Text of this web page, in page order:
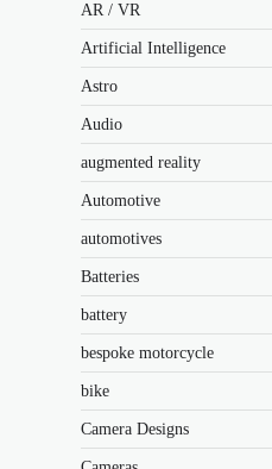
AR / VR
Artificial Intelligence
Astro
Audio
augmented reality
Automotive
automotives
Batteries
battery
bespoke motorcycle
bike
Camera Designs